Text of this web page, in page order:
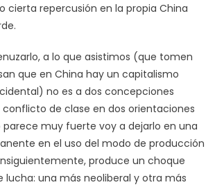
cierta repercusión en la propia China
a lo que asistimos (que tomen
que en China hay un capitalismo
no es a dos concepciones
conflicto de clase en dos orientaciones
parece muy fuerte voy a dejarlo en una
en el uso del modo de producción
produce un choque
lucha: una más neoliberal y otra más